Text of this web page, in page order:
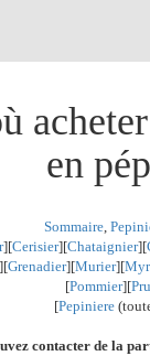
en
Sommaire,
][Cerisier][Chataignier][
][Grenadier][Murier][
[Pommier][
[Pepiniere
contacter de la